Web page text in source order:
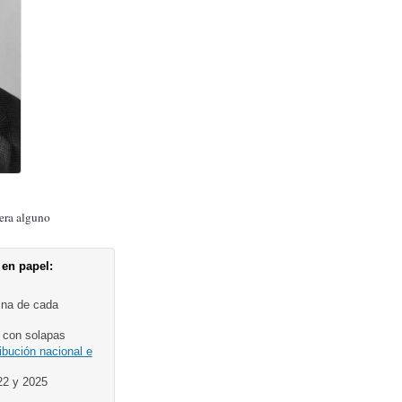
alguno
papel:
de cada
solapas
nacional e
y 2025